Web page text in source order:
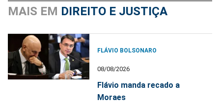
MAIS EM DIREITO E JUSTIÇA
FLÁVIO BOLSONARO
08/08/2026
Flávio manda recado a
Moraes